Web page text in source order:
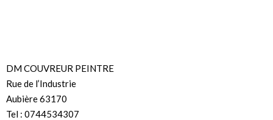
DM COUVREUR PEINTRE
Rue de l’Industrie
Aubière 63170
Tel : 0744534307